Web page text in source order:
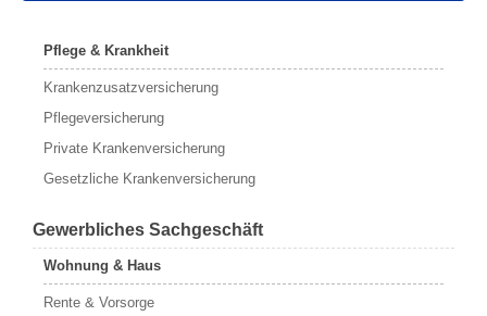
Pflege & Krankheit
Krankenzusatzversicherung
Pflegeversicherung
Private Krankenversicherung
Gesetzliche Krankenversicherung
Gewerbliches Sachgeschäft
Wohnung & Haus
Rente & Vorsorge